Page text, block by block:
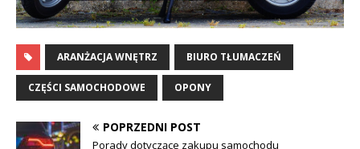
ARANŻACJA WNĘTRZ BIURO TŁUMACZEŃ
CZĘŚCI SAMOCHODOWE OPONY
POPRZEDNI POST
Porady dotyczące zakupu samochodu